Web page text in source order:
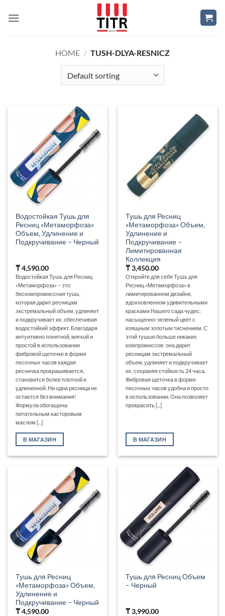
HOME / TUSH-DLYA-RESNICZ
Водостойкая Тушь для
Ресниц «Метаморфоза»
Объем, Удлинение и
Подкручивание – Черный
₸4,590.00
Водостойкая Тушь для Ресниц
«Метаморфоза» – это
бескомпромиссная тушь,
которая дарит ресницам
экстремальный объем, удлиняет
и подкручивает их, обеспечивая
водостойкий эффект. Благодаря
интуитивно понятной, мягкой и
простой в использовании
фибровой щеточке в форме
песочных часов каждая
ресничка прокрашивается,
становится более плотной и
удлиненной. Ни одна ресница не
остается без внимания!
Формула обогащена
питательным касторовым
маслом [...]
В МАГАЗИН
Тушь для Ресниц
«Метаморфоза» Объем,
Удлинение и
Подкручивание –
Лимитированная
Коллекция
₸3,450.00
Откройте для себя Тушь для
Ресниц «Метаморфоза» в
лимитированном дизайне,
вдохновленном удивительными
красками Нашего сада чудес:
насыщенно-зеленый цвет с
изящным золотым тиснением. С
этой тушью больше никаких
компромиссов: она дарит
ресницам экстремальный
объем, удлиняет и подкручивает
их, сохраняя стойкость 24 часа.
Фибровая щеточка в форме
песочных часов удобна и просто
в использовании. Она позволяет
прокрасить [...]
В МАГАЗИН
Тушь для Ресниц
«Метаморфоза» Объем,
Удлинение и
Подкручивание – Черный
₸4,590.00
Тушь для Ресниц Объем
– Черный
₸3,990.00